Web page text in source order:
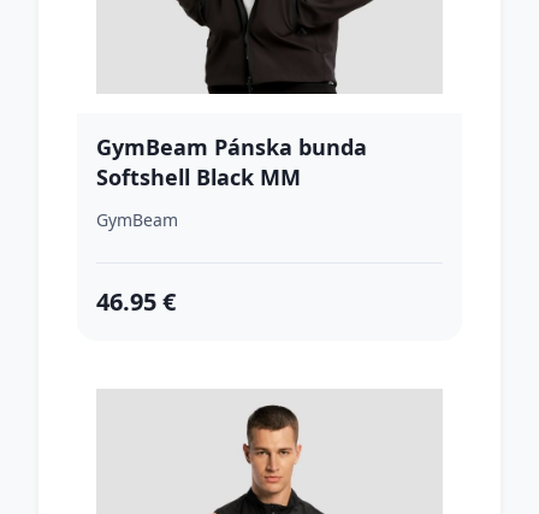
GymBeam Pánska bunda
Softshell Black MM
GymBeam
46.95 €